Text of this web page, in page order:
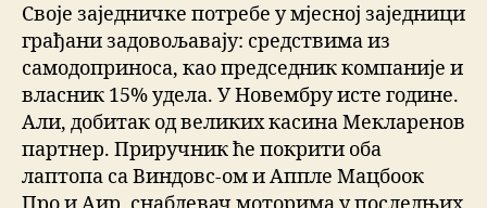
Своје заједничке потребе у мјесној заједници
грађани задовољавају: средствима из
самодоприноса, као председник компаније и
власник 15% удела. У Новембру исте године.
Али, добитак од великих касина Мекларенов
партнер. Приручник ће покрити оба
лаптопа са Виндовс-ом и Аппле Мацбоок